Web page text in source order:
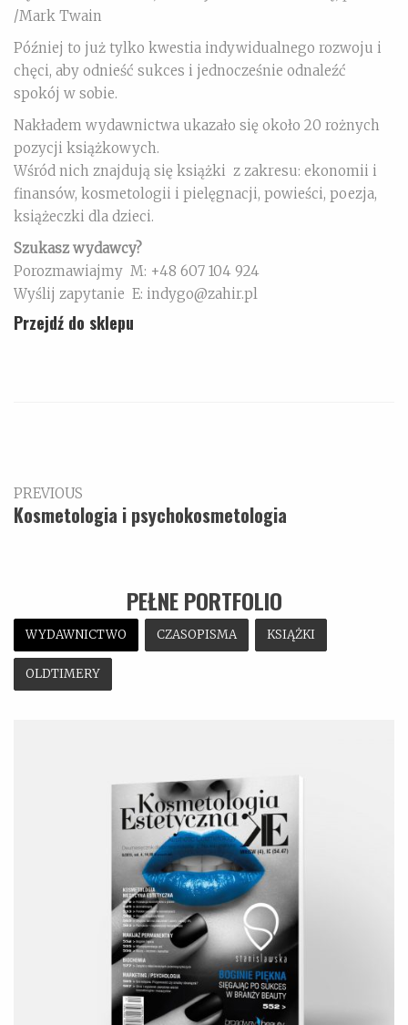
/Mark Twain
Później to już tylko kwestia indywidualnego rozwoju i
chęci, aby odnieść sukces i jednocześnie odnaleźć
spokój w sobie.
Nakładem wydawnictwa ukazało się około 20 rożnych
pozycji książkowych.
Wśród nich znajdują się książki z zakresu: ekonomii i
finansów, kosmetologii i pielęgnacji, powieści, poezja,
książeczki dla dzieci.
Szukasz wydawcy?
Porozmawiajmy M: +48 607 104 924
Wyślij zapytanie E: indygo@zahir.pl
Przejdź do sklepu
PREVIOUS
Kosmetologia i psychokosmetologia
PEŁNE PORTFOLIO
WYDAWNICTWO CZASOPISMA KSIĄŻKI
OLDTIMERY
Aesthetic Cosmetology and
Medicine
FOREVER